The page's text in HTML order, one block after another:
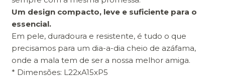
Um design compacto, leve e suficiente para o
essencial.
Em pele, duradoura e resistente, é tudo o que
precisamos para um dia-a-dia cheio de azáfama,
onde a mala tem de ser a nossa melhor amiga.
* Dimensões: L22xA15xP5